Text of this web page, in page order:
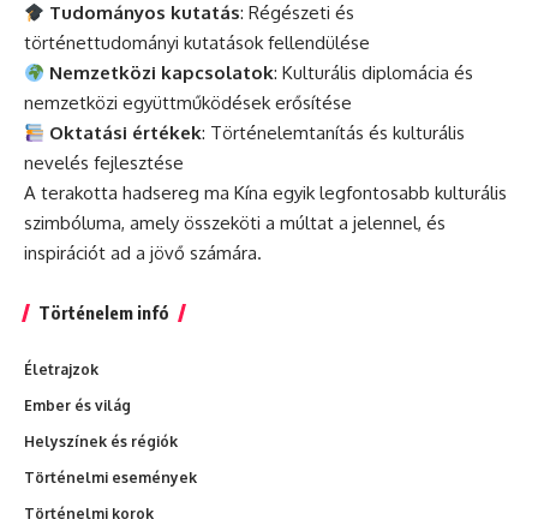
Tudományos kutatás: Régészeti és
történettudományi kutatások fellendülése
Nemzetközi kapcsolatok: Kulturális diplomácia és
nemzetközi együttműködések erősítése
Oktatási értékek: Történelemtanítás és kulturális
nevelés fejlesztése
A terakotta hadsereg ma Kína egyik legfontosabb kulturális
szimbóluma, amely összeköti a múltat a jelennel, és
inspirációt ad a jövő számára.
Történelem infó
Életrajzok
Ember és világ
Helyszínek és régiók
Történelmi események
Történelmi korok